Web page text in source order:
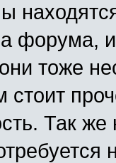
форума,
тоже
Так же